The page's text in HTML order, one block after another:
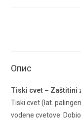
Опис
Tiski cvet – Zaštitini
Tiski cvet (lat.
vodene cvetove.